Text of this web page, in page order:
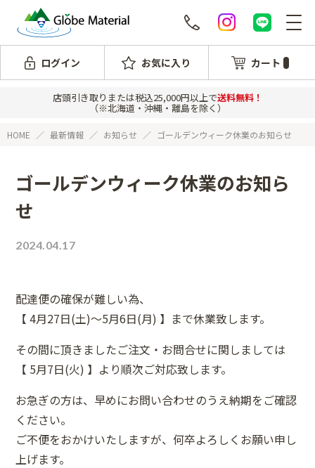
ログイン お気に入り カート
店頭引き取りまたは税込25,000円以上で送料無料！
（※北海道・沖縄・離島を除く）
HOME 最新情報 お知らせ ゴールデンウィーク休業のお知らせ
ゴールデンウィーク休業のお知ら
せ
2024.04.17
配達便の確保が難しい為、
【 4月27日(土)～5月6日(月) 】まで休業致します。
その間に頂きましたご注文・お問合せに関しましては
【 5月7日(火) 】より順次ご対応致します。
お急ぎの方は、早めにお問い合わせのうえ納期をご確認
ください。
ご不便をおかけいたしますが、何卒よろしくお願い申し
上げます。